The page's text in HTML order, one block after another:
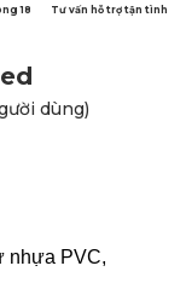
18
Tư vấn hỗ trợ tận tình
dùng)
nhựa PVC,